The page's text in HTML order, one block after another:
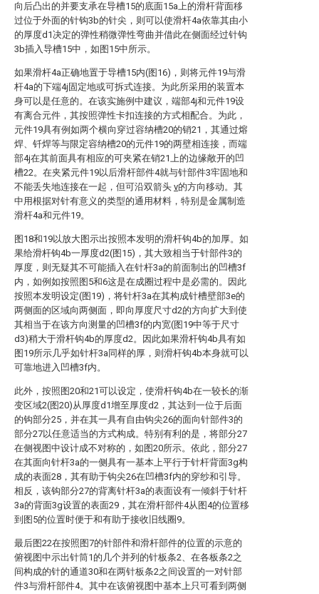
向后凸出的并要支承在导槽15的底面15a上的滑杆背面移
过位于外面的针钩3b的针尖，则可以使滑杆4a依靠其由小
的厚度d1决定的弹性稍微弹性弯曲并借此在侧面经过针钩
3b插入导槽15中，如图15中所示。
如果滑杆4a正确地置于导槽15内(图16)，则将元件19与滑
杆4a的下端4j固定地或可拆式连接。为此所采用的装置本
身可以是任意的。在该实施例中建议，端部4j和元件19设
有离合元件，其按照弹性卡扣连接的方式相配合。为此，
元件19具有例如两个横向穿过容纳槽20的销21，其通过熔
焊、钎焊等与限定容纳槽20的元件19的两壁相连接，而端
部4j在其前面具有相应的可夹紧在销21上的边缘敞开的凹
槽22。在夹紧元件19以后滑杆部件4就与针部件3牢固地和
不能丢失地连接在一起，但可沿双箭头 v的方向移动。其
中用根据对针有意义的类型的通用材料，特别是金属制造
滑杆4a和元件19。
图18和19以放大图示出按照本发明的滑杆钩4b的加厚。如
果给滑杆钩4b一厚度d2(图15)，其大致相当于针部件3的
厚度，则无疑其不可能插入在针杆3a的前面制出的凹槽3f
内，如例如按照图5和6这是在成圈过程中是必需的。因此
按照本发明设定(图19)，将针杆3a在其构成针槽壁部3e的
两侧面的区域向两侧面，即向厚度尺寸d2的方向扩大到使
其相当于在该方向测量的凹槽3f的内宽(图19中等于尺寸
d3)稍大于滑杆钩4b的厚度d2。因此如果滑杆钩4b具有如
图19所示几乎如针杆3a同样的厚，则滑杆钩4b本身就可以
可靠地进入凹槽3f内。
此外，按照图20和21可以设定，使滑杆钩4b在一较长的渐
变区域2(图20)从厚度d1增至厚度d2，其达到一位于后面
的钩部分25，并在其一具有自由钩尖26的面向针部件3的
部分27以任意适当的方式构成。特别有利的是，将部分27
在侧视图中设计成不对称的，如图20所示。依此，部分27
在其面向针杆3a的一侧具有一基本上平行于针杆背面3g构
成的表面28，其有助于钩尖26在凹槽3f内的穿纱和引导。
相反，该钩部分27的背离针杆3a的表面设有一倾斜于针杆
3a的背面3g设置的表面29，其在滑杆部件4从图4的位置移
到图5的位置时便于和有助于接收旧线圈9。
最后图22在按照图7的针部件和滑杆部件的位置的示意的
俯视图中示出针筒1的几个并列的针板条2、在各板条2之
间构成的针的通道30和在两针板条2之间设置的一对针部
件3与滑杆部件4。其中在该俯视图中基本上只可看到两侧